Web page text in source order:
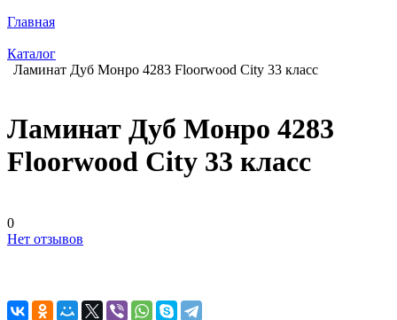
Главная
Каталог
Ламинат Дуб Монро 4283 Floorwood City 33 класс
Ламинат Дуб Монро 4283
Floorwood City 33 класс
0
Нет отзывов